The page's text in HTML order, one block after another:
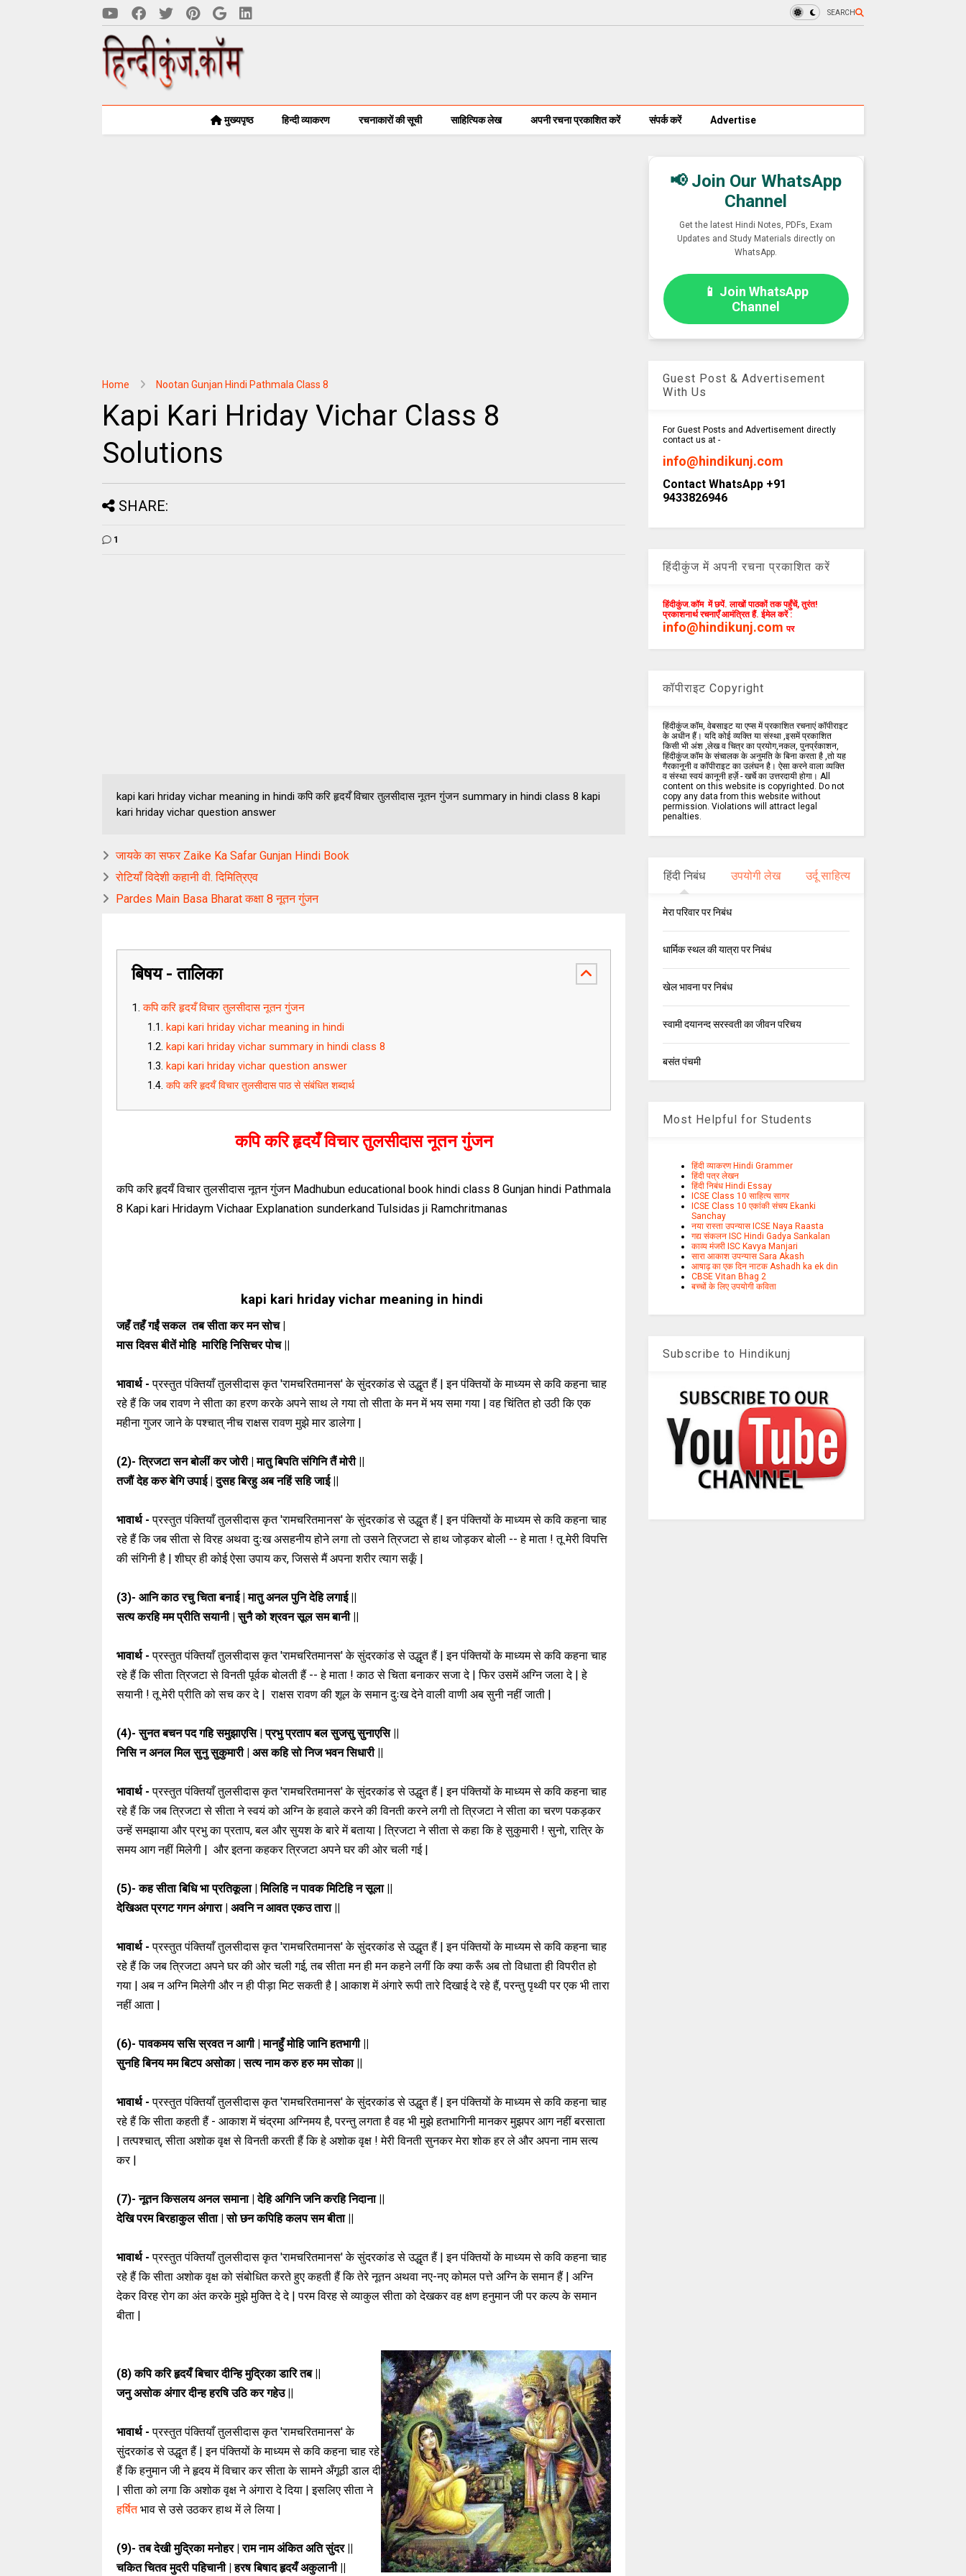
SEARCH
मुख्यपृष्ठ हिन्दी व्याकरण रचनाकारों की सूची साहित्यिक लेख अपनी रचना प्रकाशित करें संपर्क करें Advertise
Home Nootan Gunjan Hindi Pathmala Class 8
Kapi Kari Hriday Vichar Class 8
Solutions
SHARE:
1
kapi kari hriday vichar meaning in hindi कपि करि हृदयँ विचार तुलसीदास नूतन गुंजन summary in hindi class 8 kapi
kari hriday vichar question answer
जायके का सफर Zaike Ka Safar Gunjan Hindi Book
रोटियाँ विदेशी कहानी वी. दिमित्रिएव
Pardes Main Basa Bharat कक्षा 8 नूतन गुंजन
बिषय - तालिका
कपि करि हृदयँ विचार तुलसीदास नूतन गुंजन
kapi kari hriday vichar meaning in hindi
kapi kari hriday vichar summary in hindi class 8
kapi kari hriday vichar question answer
कपि करि हृदयँ विचार तुलसीदास पाठ से संबंधित शब्दार्थ
कपि करि हृदयँ विचार तुलसीदासनूतन गुंजन
कपि करि हृदयँ विचार तुलसीदासनूतन गुंजन Madhubun educational book hindi class 8 Gunjan hindi Pathmala
8 Kapi kari Hridaym Vichaar Explanation sunderkand Tulsidas ji Ramchritmanas
kapi kari hriday vichar meaning in hindi
जहँ तहँ गईं सकल तब सीता कर मन सोच |
मास दिवस बीतें मोहि मारिहि निसिचर पोच ||
भावार्थ - प्रस्तुत पंक्तियाँ तुलसीदास कृत 'रामचरितमानस' के सुंदरकांड से उद्धृत हैं | इन पंक्तियों के माध्यम से कवि कहना चाह
रहे हैं कि जब रावण ने सीता का हरण करके अपने साथ ले गया तो सीता के मन में भय समा गया | वह चिंतित हो उठी कि एक
महीना गुजर जाने के पश्चात् नीच राक्षस रावण मुझे मार डालेगा |
(2)-त्रिजटा सन बोलीं कर जोरी | मातु बिपति संगिनि तैं मोरी ||
तजौं देह करु बेगि उपाई | दुसह बिरहु अब नहिं सहि जाई ||
भावार्थ - प्रस्तुत पंक्तियाँ तुलसीदास कृत 'रामचरितमानस' के सुंदरकांड से उद्धृत हैं | इन पंक्तियों के माध्यम से कवि कहना चाह
रहे हैं कि जब सीता से विरह अथवा दुःख असहनीय होने लगा तो उसने त्रिजटा से हाथ जोड़कर बोली -- हे माता ! तू मेरी विपत्ति
की संगिनी है | शीघ्र ही कोई ऐसा उपाय कर, जिससे मैं अपना शरीर त्याग सकूँ |
(3)- आनि काठ रचु चिता बनाई | मातु अनल पुनि देहि लगाई ||
सत्य करहि मम प्रीति सयानी | सुनै को श्रवन सूल सम बानी ||
भावार्थ - प्रस्तुत पंक्तियाँ तुलसीदास कृत 'रामचरितमानस' के सुंदरकांड से उद्धृत हैं | इन पंक्तियों के माध्यम से कवि कहना चाह
रहे हैं कि सीता त्रिजटा से विनती पूर्वक बोलती हैं -- हे माता ! काठ से चिता बनाकर सजा दे | फिर उसमें अग्नि जला दे | हे
सयानी ! तू मेरी प्रीति को सच कर दे | राक्षस रावण की शूल के समान दुःख देने वाली वाणी अब सुनी नहीं जाती |
(4)-सुनत बचन पद गहि समुझाएसि | प्रभु प्रताप बल सुजसु सुनाएसि ||
निसि न अनल मिल सुनु सुकुमारी | अस कहि सो निज भवन सिधारी ||
भावार्थ -प्रस्तुत पंक्तियाँ तुलसीदास कृत 'रामचरितमानस' के सुंदरकांड से उद्धृत हैं | इन पंक्तियों के माध्यम से कवि कहना चाह
रहे हैं कि जब त्रिजटा से सीता ने स्वयं को अग्नि के हवाले करने की विनती करने लगी तो त्रिजटा ने सीता का चरण पकड़कर
उन्हें समझाया और प्रभु का प्रताप, बल और सुयश के बारे में बताया | त्रिजटा ने सीता से कहा कि हे सुकुमारी ! सुनो, रात्रि के
समय आग नहीं मिलेगी | और इतना कहकर त्रिजटा अपने घर की ओर चली गई |
(5)-कह सीता बिधि भा प्रतिकूला | मिलिहि न पावक मिटिहि न सूला ||
देखिअत प्रगट गगन अंगारा | अवनि न आवत एकउ तारा ||
भावार्थ -प्रस्तुत पंक्तियाँ तुलसीदास कृत 'रामचरितमानस' के सुंदरकांड से उद्धृत हैं | इन पंक्तियों के माध्यम से कवि कहना चाह
रहे हैं कि जब त्रिजटा अपने घर की ओर चली गई, तब सीता मन ही मन कहने लगीं कि क्या करूँ अब तो विधाता ही विपरीत हो
गया | अब न अग्नि मिलेगी और न ही पीड़ा मिट सकती है | आकाश में अंगारे रूपी तारे दिखाई दे रहे हैं, परन्तु पृथ्वी पर एक भी तारा
नहीं आता |
(6)-पावकमय ससि स्रवत न आगी | मानहुँ मोहि जानि हतभागी ||
सुनहि बिनय मम बिटप असोका | सत्य नाम करु हरु मम सोका ||
भावार्थ - प्रस्तुत पंक्तियाँ तुलसीदास कृत 'रामचरितमानस' के सुंदरकांड से उद्धृत हैं | इन पंक्तियों के माध्यम से कवि कहना चाह
रहे हैं कि सीता कहती हैं - आकाश में चंद्रमा अग्निमय है, परन्तु लगता है वह भी मुझे हतभागिनी मानकर मुझपर आग नहीं बरसाता
| तत्पश्चात्, सीता अशोक वृक्ष से विनती करती हैं कि हे अशोक वृक्ष ! मेरी विनती सुनकर मेरा शोक हर ले और अपना नाम सत्य
कर |
(7)-नूतन किसलय अनल समाना | देहि अगिनि जनि करहि निदाना ||
देखि परम बिरहाकुल सीता | सो छन कपिहि कलप सम बीता ||
भावार्थ -प्रस्तुत पंक्तियाँ तुलसीदास कृत 'रामचरितमानस' के सुंदरकांड से उद्धृत हैं | इन पंक्तियों के माध्यम से कवि कहना चाह
रहे हैं कि सीता अशोक वृक्ष को संबोधित करते हुए कहती हैं कि तेरे नूतन अथवा नए-नए कोमल पत्ते अग्नि के समान हैं | अग्नि
देकर विरह रोग का अंत करके मुझे मुक्ति दे दे | परम विरह से व्याकुल सीता को देखकर वह क्षण हनुमान जी पर कल्प के समान
बीता |
(8)कपि करि हृदयँ बिचार दीन्हि मुद्रिका डारि तब ||
जनु असोक अंगार दीन्ह हरषि उठि कर गहेउ ||
भावार्थ -प्रस्तुत पंक्तियाँ तुलसीदास कृत 'रामचरितमानस' के
सुंदरकांड से उद्धृत हैं | इन पंक्तियों के माध्यम से कवि कहना चाह रहे
हैं कि हनुमान जी ने हृदय में विचार कर सीता के सामने अँगूठी डाल दी
| सीता को लगा कि अशोक वृक्ष ने अंगारा दे दिया | इसलिए सीता ने
हर्षितभाव से उसे उठकर हाथ में ले लिया |
(9)-तब देखी मुद्रिका मनोहर | राम नाम अंकित अति सुंदर ||
चकित चितव मुदरी पहिचानी | हरष बिषाद हृदयँ अकुलानी ||
📢 Join Our WhatsApp
Channel
Get the latest Hindi Notes, PDFs, Exam
Updates and Study Materials directly on
WhatsApp.
📱 Join WhatsApp
Channel
Guest Post & Advertisement
With Us
For Guest Posts and Advertisement directly
contact us at -
info@hindikunj.com
Contact WhatsApp +91
9433826946
हिंदीकुंज में अपनी रचना प्रकाशित करें
हिंदीकुंज.कॉम में छपें. लाखों पाठकों तक पहुँचें, तुरंत!
प्रकाशनार्थ रचनाएँ आमंत्रित हैं. ईमेल करें :
info@hindikunj.com पर
कॉपीराइट Copyright
हिंदीकुंज.कॉम, वेबसाइट या एप्स में प्रकाशित रचनाएं कॉपीराइट
के अधीन हैं। यदि कोई व्यक्ति या संस्था ,इसमें प्रकाशित
किसी भी अंश ,लेख व चित्र का प्रयोग,नकल, पुनर्प्रकाशन,
हिंदीकुंज.कॉम के संचालक के अनुमति के बिना करता है ,तो यह
गैरकानूनी व कॉपीराइट का उलंघन है। ऐसा करने वाला व्यक्ति
व संस्था स्वयं कानूनी हर्ज़े - खर्चे का उत्तरदायी होगा। All
content on this website is copyrighted. Do not
copy any data from this website without
permission. Violations will attract legal
penalties.
हिंदी निबंध उपयोगी लेख उर्दू साहित्य
मेरा परिवार पर निबंध
धार्मिक स्थल की यात्रा पर निबंध
खेल भावना पर निबंध
स्वामी दयानन्द सरस्वती का जीवन परिचय
बसंत पंचमी
Most Helpful for Students
हिंदी व्याकरण Hindi Grammer
हिंदी पत्र लेखन
हिंदी निबंध Hindi Essay
ICSE Class 10 साहित्य सागर
ICSE Class 10 एकांकी संचय Ekanki
Sanchay
नया रास्ता उपन्यास ICSE Naya Raasta
गद्य संकलन ISC Hindi Gadya Sankalan
काव्य मंजरी ISC Kavya Manjari
सारा आकाश उपन्यास Sara Akash
आषाढ़ का एक दिन नाटक Ashadh ka ek din
CBSE Vitan Bhag 2
बच्चों के लिए उपयोगी कविता
Subscribe to Hindikunj